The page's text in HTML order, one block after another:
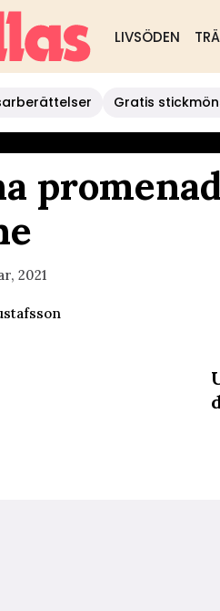
LIVSÖDEN
Gratis
2021